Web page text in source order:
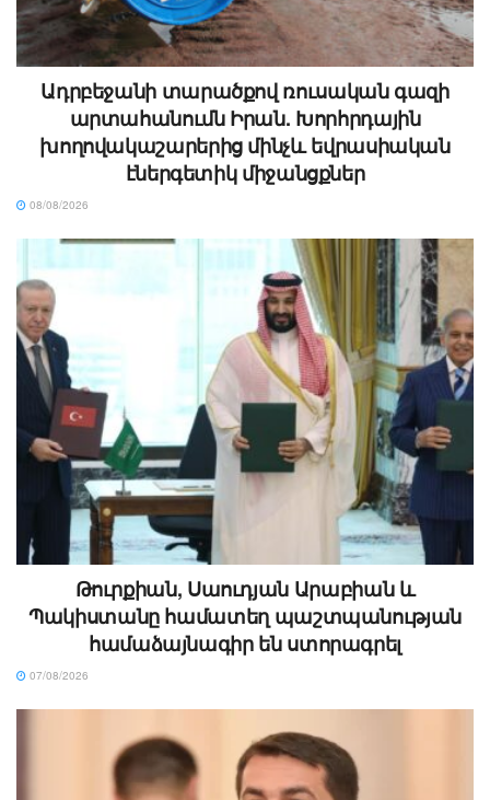
Ադրբեջանի տարածքով ռուսական գազի
արտահանումն Իրան. Խորհրդային
խողովակաշարերից մինչև եվրասիական
էներգետիկ միջանցքներ
08/08/2026
Թուրքիան, Սաուդյան Արաբիան և
Պակիստանը համատեղ պաշտպանության
համաձայնագիր են ստորագրել
07/08/2026